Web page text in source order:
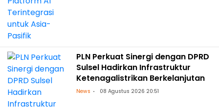
PLN Perkuat Sinergi dengan DPRD
Sulsel Hadirkan Infrastruktur
Ketenagalistrikan Berkelanjutan
News 08 Agustus 2026 20:51